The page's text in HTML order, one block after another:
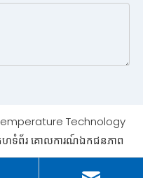
Technology
ហទំព័រគោលការណ៍ឯកជនភាព